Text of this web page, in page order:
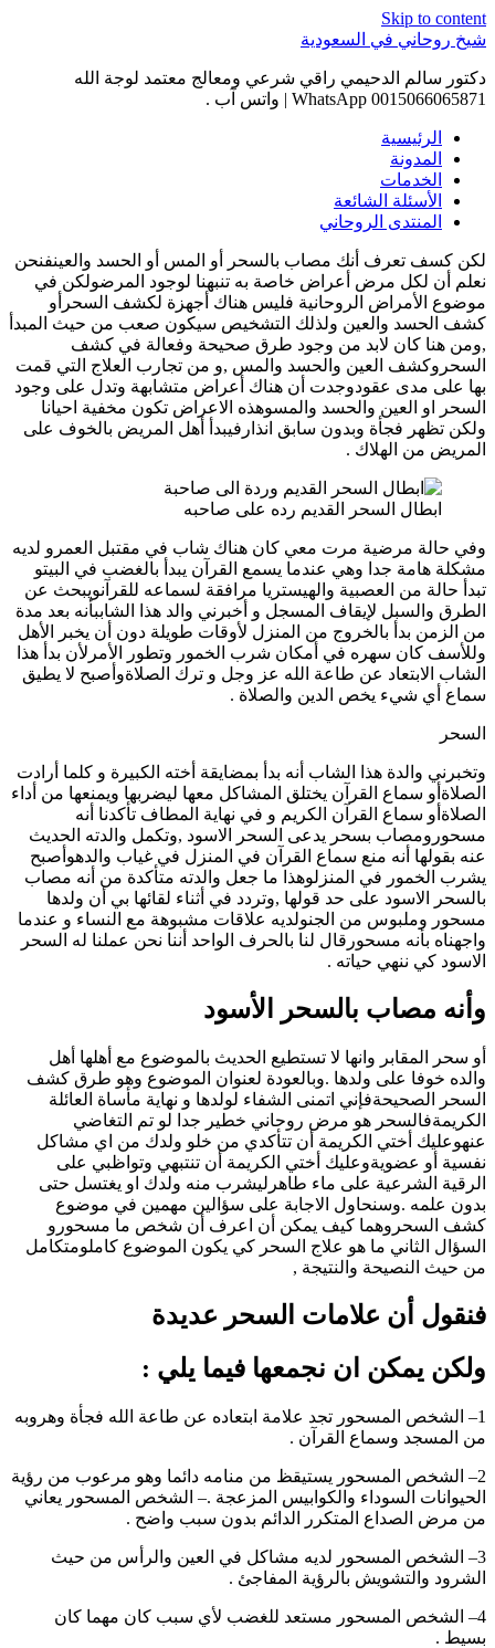
Skip to content
شيخ روحاني في السعودية
دكتور سالم الدحيمي راقي شرعي ومعالج معتمد لوجة الله
0015066065871 WhatsApp | واتس آب .
الرئيسية
المدونة
الخدمات
الأسئلة الشائعة
المنتدى الروحاني
لكن كسف تعرف أنك مصاب بالسحر أو المس أو الحسد والعينفنحن
نعلم أن لكل مرض أعراض خاصة به تنبهنا لوجود المرضولكن في
موضوع الأمراض الروحانية فليس هناك أجهزة لكشف السحرأو
كشف الحسد والعين ولذلك التشخيص سيكون صعب من حيث المبدأ
,ومن هنا كان لابد من وجود طرق صحيحة وفعالة في كشف
السحروكشف العين والحسد والمس ,و من تجارب العلاج التي قمت
بها على مدى عقودوجدت أن هناك أعراض متشابهة وتدل على وجود
السحر او العين والحسد والمسوهذه الاعراض تكون مخفية احيانا
ولكن تظهر فجأة وبدون سابق انذارفيبدأ أهل المريض بالخوف على
المريض من الهلاك .
ابطال السحر القديم رده على صاحبه
وفي حالة مرضية مرت معي كان هناك شاب في مقتبل العمرو لديه
مشكلة هامة جدا وهي عندما يسمع القرآن يبدأ بالغضب في البيتو
تبدأ حالة من العصبية والهيستريا مرافقة لسماعه للقرآنويبحث عن
الطرق والسبل لإيقاف المسجل و أخبرني والد هذا الشاببأنه بعد مدة
من الزمن بدأ بالخروج من المنزل لأوقات طويلة دون أن يخبر الأهل
وللأسف كان سهره في أمكان شرب الخمور وتطور الأمرلأن بدأ هذا
الشاب الابتعاد عن طاعة الله عز وجل و ترك الصلاةوأصبح لا يطيق
سماع أي شيء يخص الدين والصلاة .
السحر
وتخبرني والدة هذا الشاب أنه بدأ بمضايقة أخته الكبيرة و كلما أرادت
الصلاةأو سماع القرآن يختلق المشاكل معها ليضربها ويمنعها من أداء
الصلاةأو سماع القرآن الكريم و في نهاية المطاف تأكدنا أنه
مسحورومصاب بسحر يدعى السحر الاسود ,وتكمل والدته الحديث
عنه بقولها أنه منع سماع القرآن في المنزل في غياب والدهوأصبح
يشرب الخمور في المنزلوهذا ما جعل والدته متأكدة من أنه مصاب
بالسحر الاسود على حد قولها ,وتردد في أثناء لقائها بي أن ولدها
مسحور وملبوس من الجنولديه علاقات مشبوهة مع النساء و عندما
واجهناه بأنه مسحورقال لنا بالحرف الواحد أننا نحن عملنا له السحر
الاسود كي ننهي حياته .
وأنه مصاب بالسحر الأسود
أو سحر المقابر وانها لا تستطيع الحديث بالموضوع مع أهلها أهل
والده خوفا على ولدها .وبالعودة لعنوان الموضوع وهو طرق كشف
السحر الصحيحةفإني اتمنى الشفاء لولدها و نهاية مأساة العائلة
الكريمةفالسحر هو مرض روحاني خطير جدا لو تم التغاضي
عنهوعليك أختي الكريمة أن تتأكدي من خلو ولدك من اي مشاكل
نفسية أو عضويةوعليك أختي الكريمة أن تنتبهي وتواظبي على
الرقية الشرعية على ماء طاهرليشرب منه ولدك او يغتسل حتى
بدون علمه .وسنحاول الاجابة على سؤالين مهمين في موضوع
كشف السحروهما كيف يمكن أن اعرف أن شخص ما مسحورو
السؤال الثاني ما هو علاج السحر كي يكون الموضوع كاملومتكامل
من حيث النصيحة والنتيجة ,
فنقول أن علامات السحر عديدة
ولكن يمكن ان نجمعها فيما يلي :
1– الشخص المسحور تجد علامة ابتعاده عن طاعة الله فجأة وهروبه
من المسجد وسماع القرآن .
2– الشخص المسحور يستيقظ من منامه دائما وهو مرعوب من رؤية
الحيوانات السوداء والكوابيس المزعجة .– الشخص المسحور يعاني
من مرض الصداع المتكرر الدائم بدون سبب واضح .
3– الشخص المسحور لديه مشاكل في العين والرأس من حيث
الشرود والتشويش بالرؤية المفاجئ .
4– الشخص المسحور مستعد للغضب لأي سبب كان مهما كان
بسيط .